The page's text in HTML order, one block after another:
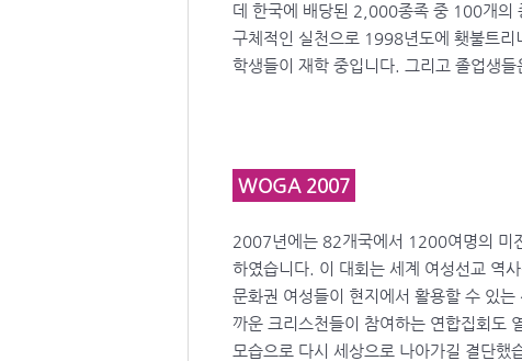
데 한국에 배당된 2,000종족 중 100개의
구체적인 실천으로 1998년도에 횃불트
학생들이 재학 중입니다. 그리고 졸업생
WOGA 2007
2007년에는 82개국에서 1200여명의
하였습니다. 이 대회는 세계 여성선교 역
문화권 여성들이 현지에서 활용할 수 있
까운 크리스천들이 참여하는 연합집회도
모습으로 다시 세상으로 나아가길 결단했